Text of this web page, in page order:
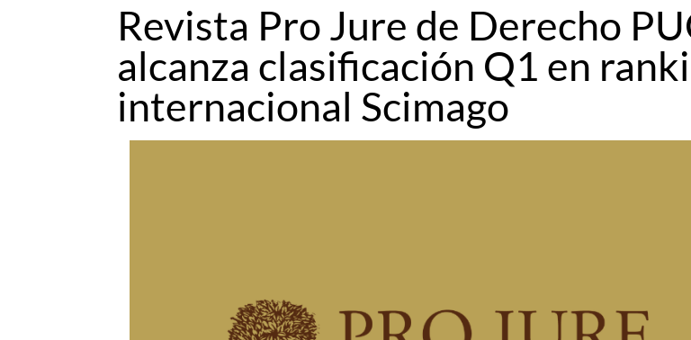
Revista Pro Jure de Derecho
alcanza clasificación Q1 en
internacional Scimago